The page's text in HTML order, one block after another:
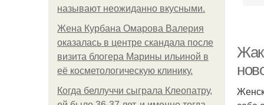
называют неожиданно вкусными.
Жена Курбана Омарова Валерия
оказалась в центре скандала после
визита блогера Марины ильиной в
её косметологическую клинику.
Когда беллуччи сыграла Клеопатру,